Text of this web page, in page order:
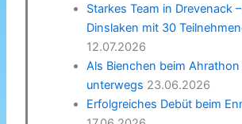
Starkes Team in Drevenack
Dinslaken mit 30
12.07.2026
Als Bienchen beim
unterwegs 23.06.2026
Erfolgreiches Debüt beim